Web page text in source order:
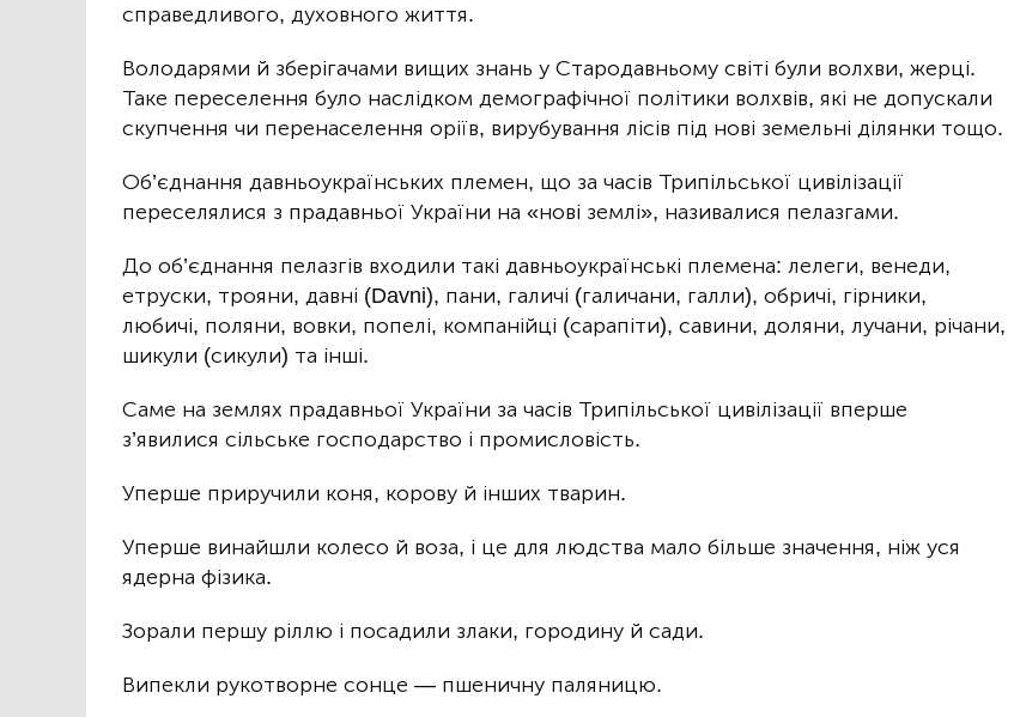
справедливого, духовного життя.
Володарями й зберігачами вищих знань у Стародавньому світі були волхви, жерці.
Таке переселення було наслідком демографічної політики волхвів, які не допускали
скупчення чи перенаселення оріїв, вирубування лісів під нові земельні ділянки тощо.
Об’єднання давньоукраїнських племен, що за часів Трипільської цивілізації
переселялися з прадавньої України на «нові землі», називалися пелазгами.
До об’єднання пелазгів входили такі давньоукраїнські племена: лелеги, венеди,
етруски, трояни, давні (Davni), пани, галичі (галичани, галли), обричі, гірники,
любичі, поляни, вовки, попелі, компанійці (сарапіти), савини, доляни, лучани, річани,
шикули (сикули) та інші.
Саме на землях прадавньої України за часів Трипільської цивілізації вперше
з’явилися сільське господарство і промисловість.
Уперше приручили коня, корову й інших тварин.
Уперше винайшли колесо й воза, і це для людства мало більше значення, ніж уся
ядерна фізика.
Зорали першу ріллю і посадили злаки, городину й сади.
Випекли рукотворне сонце — пшеничну паляницю.